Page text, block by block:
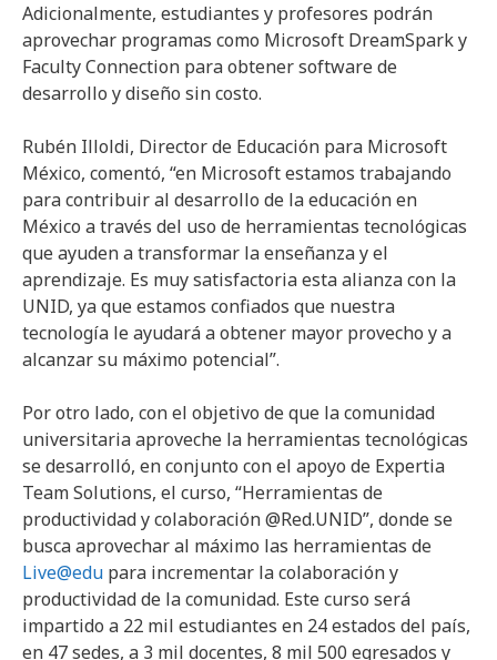
Adicionalmente, estudiantes y profesores podrán
aprovechar programas como Microsoft DreamSpark y
Faculty Connection para obtener software de
desarrollo y diseño sin costo.
Rubén Illoldi, Director de Educación para Microsoft
México, comentó, “en Microsoft estamos trabajando
para contribuir al desarrollo de la educación en
México a través del uso de herramientas tecnológicas
que ayuden a transformar la enseñanza y el
aprendizaje. Es muy satisfactoria esta alianza con la
UNID, ya que estamos confiados que nuestra
tecnología le ayudará a obtener mayor provecho y a
alcanzar su máximo potencial”.
Por otro lado, con el objetivo de que la comunidad
universitaria aproveche la herramientas tecnológicas
se desarrolló, en conjunto con el apoyo de Expertia
Team Solutions, el curso, “Herramientas de
productividad y colaboración @Red.UNID”, donde se
busca aprovechar al máximo las herramientas de
Live@edu para incrementar la colaboración y
productividad de la comunidad. Este curso será
impartido a 22 mil estudiantes en 24 estados del país,
en 47 sedes, a 3 mil docentes, 8 mil 500 egresados y